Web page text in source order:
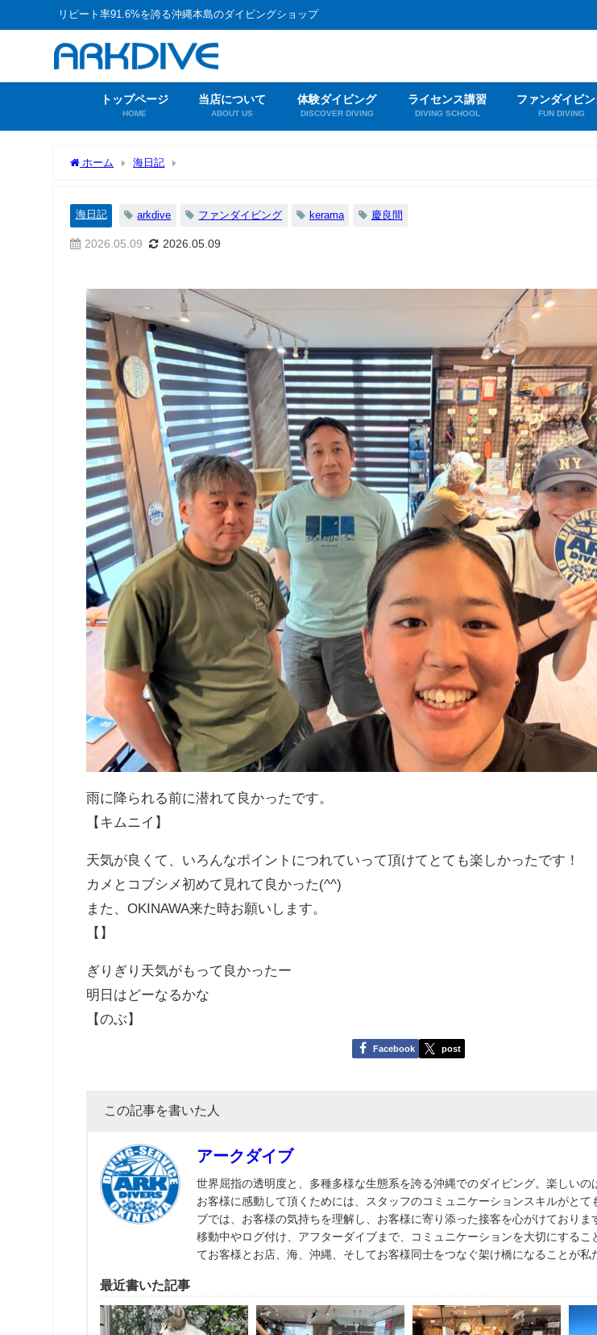
リピート率91.6%を誇る沖縄本島のダイビングショップ
トップページ
HOME
当店について
ABOUT US
体験ダイビング
DISCOVER DIVING
ライセンス講習
DIVING SCHOOL
ファンダイビ
FUN DIVING
ホーム 海日記
海日記 arkdive ファンダイビング kerama 慶良間
2026.05.09 2026.05.09
雨に降られる前に潜れて良かったです。
【キムニイ】
天気が良くて、いろんなポイントにつれていって頂けてとても楽しかったです！
カメとコブシメ初めて見れて良かった(^^)
また、OKINAWA来た時お願いします。
【】
ぎりぎり天気がもって良かったー
明日はどーなるかな
【のぶ】
Facebook post
この記事を書いた人
アークダイブ
世界屈指の透明度と、多種多様な生態系を誇る沖縄でのダイビング。楽しいの
お客様に感動して頂くためには、スタッフのコミュニケーションスキルがとて
ブでは、お客様の気持ちを理解し、お客様に寄り添った接客を心がけておりま
移動中やログ付け、アフターダイブまで、コミュニケーションを大切にするこ
てお客様とお店、海、沖縄、そしてお客様同士をつなぐ架け橋になることが私
最近書いた記事